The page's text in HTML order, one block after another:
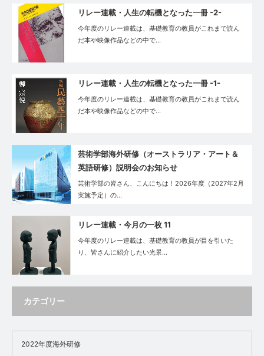
リレー連載・人生の転機となった一冊 -2-
今年度のリレー連載は、基礎教育の教員がこれまで読ん
だ本や映像作品などの中で…
リレー連載・⼈⽣の転機となった⼀冊 -1-
今年度のリレー連載は、基礎教育の教員がこれまで読ん
だ本や映像作品などの中で…
芸術学部海外研修（オーストラリア・アート＆
英語研修）説明会のお知らせ
芸術学部の皆さん、こんにちは！2026年度（2027年2月
実施予定）の…
リレー連載・今月の一枚 11
今年度のリレー連載は、基礎教育の教員が目を引いた
り、皆さんに紹介したい光景…
カテゴリー
2022年度海外研修